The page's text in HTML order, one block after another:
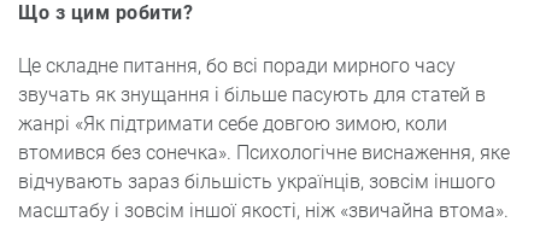
Що з цим робити?
Це складне питання, бо всі поради мирного часу
звучать як знущання і більше пасують для статей в
жанрі «Як підтримати себе довгою зимою, коли
втомився без сонечка». Психологічне виснаження, яке
відчувають зараз більшість українців, зовсім іншого
масштабу і зовсім іншої якості, ніж «звичайна втома».